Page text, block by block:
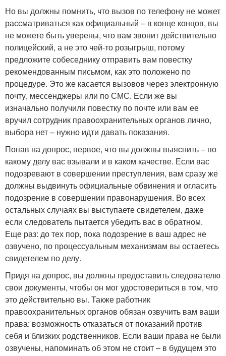
Но вы должны помнить, что вызов по телефону не может
рассматриваться как официальный – в конце концов, вы
не можете быть уверены, что вам звонит действительно
полицейский, а не это чей-то розыгрыш, потому
предложите собеседнику отправить вам повестку
рекомендованным письмом, как это положено по
процедуре. Это же касается вызовов через электронную
почту, мессенджеры или по СМС. Если же вы
изначально получили повестку по почте или вам ее
вручил сотрудник правоохранительных органов лично,
выбора нет – нужно идти давать показания.
Попав на допрос, первое, что вы должны выяснить – по
какому делу вас взывали и в каком качестве. Если вас
подозревают в совершении преступления, вам сразу же
должны выдвинуть официальные обвинения и огласить
подозрение в совершении правонарушения. Во всех
остальных случаях вы выступаете свидетелем, даже
если следователь пытается убедить вас в обратном.
Еще раз: до тех пор, пока подозрение в ваш адрес не
озвучено, по процессуальным механизмам вы остаетесь
свидетелем по делу.
Придя на допрос, вы должны предоставить следователю
свои документы, чтобы он мог удостовериться в том, что
это действительно вы. Также работник
правоохранительных органов обязан озвучить вам ваши
права: возможность отказаться от показаний против
себя и близких родственников. Если ваши права не были
озвучены, напоминать об этом не стоит – в будущем это